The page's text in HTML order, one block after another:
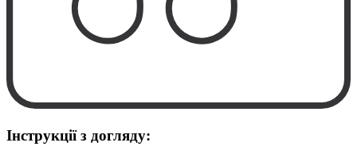
Інструкції з догляду: